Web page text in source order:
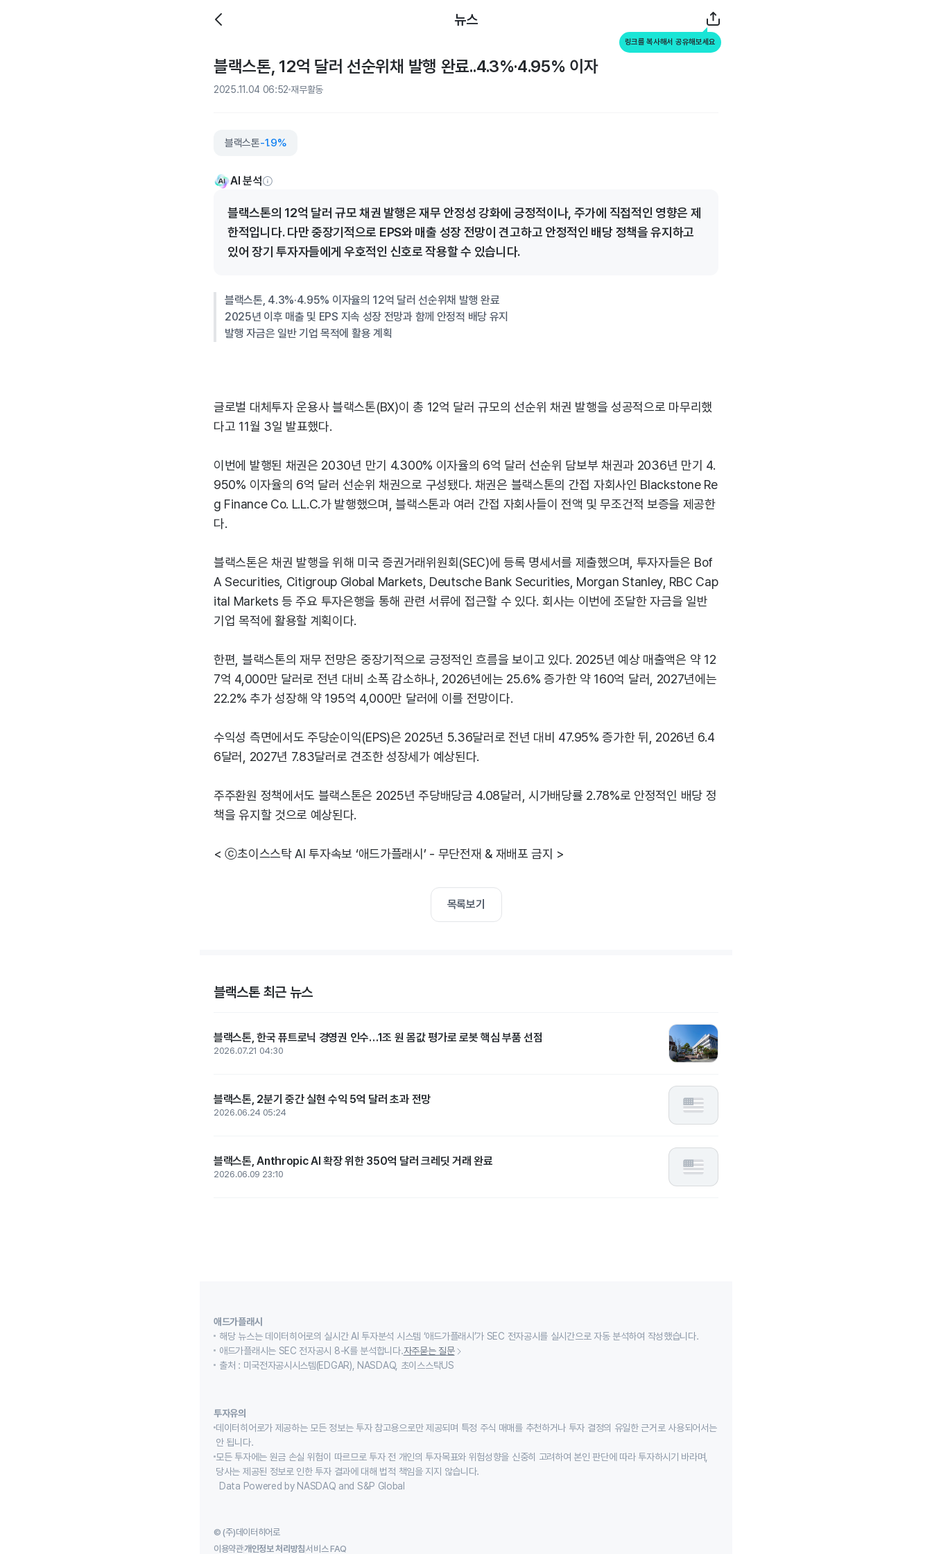
뉴스
링크를 복사해서 공유해보세요
블랙스톤, 12억 달러 선순위채 발행 완료..4.3%·4.95% 이자
2025.11.04 06:52 재무활동
블랙스톤-1.9%
AI 분석
블랙스톤의 12억 달러 규모 채권 발행은 재무 안정성 강화에 긍정적이나, 주가에 직접적인 영향은 제
한적입니다. 다만 중장기적으로 EPS와 매출 성장 전망이 견고하고 안정적인 배당 정책을 유지하고
있어 장기 투자자들에게 우호적인 신호로 작용할 수 있습니다.
블랙스톤, 4.3%·4.95% 이자율의 12억 달러 선순위채 발행 완료
2025년 이후 매출 및 EPS 지속 성장 전망과 함께 안정적 배당 유지
발행 자금은 일반 기업 목적에 활용 계획
글로벌 대체투자 운용사 블랙스톤(BX)이 총 12억 달러 규모의 선순위 채권 발행을 성공적으로 마무리했
다고 11월 3일 발표했다.
이번에 발행된 채권은 2030년 만기 4.300% 이자율의 6억 달러 선순위 담보부 채권과 2036년 만기 4.
950% 이자율의 6억 달러 선순위 채권으로 구성됐다. 채권은 블랙스톤의 간접 자회사인 Blackstone Re
g Finance Co. L.L.C.가 발행했으며, 블랙스톤과 여러 간접 자회사들이 전액 및 무조건적 보증을 제공한
다.
블랙스톤은 채권 발행을 위해 미국 증권거래위원회(SEC)에 등록 명세서를 제출했으며, 투자자들은 Bof
A Securities, Citigroup Global Markets, Deutsche Bank Securities, Morgan Stanley, RBC Cap
ital Markets 등 주요 투자은행을 통해 관련 서류에 접근할 수 있다. 회사는 이번에 조달한 자금을 일반
기업 목적에 활용할 계획이다.
한편, 블랙스톤의 재무 전망은 중장기적으로 긍정적인 흐름을 보이고 있다. 2025년 예상 매출액은 약 12
7억 4,000만 달러로 전년 대비 소폭 감소하나, 2026년에는 25.6% 증가한 약 160억 달러, 2027년에는
22.2% 추가 성장해 약 195억 4,000만 달러에 이를 전망이다.
수익성 측면에서도 주당순이익(EPS)은 2025년 5.36달러로 전년 대비 47.95% 증가한 뒤, 2026년 6.4
6달러, 2027년 7.83달러로 견조한 성장세가 예상된다.
주주환원 정책에서도 블랙스톤은 2025년 주당배당금 4.08달러, 시가배당률 2.78%로 안정적인 배당 정
책을 유지할 것으로 예상된다.
< ⓒ초이스스탁 AI 투자속보 ‘애드가플래시’ - 무단전재 & 재배포 금지 >
목록보기
블랙스톤 최근 뉴스
블랙스톤, 한국 퓨트로닉 경영권 인수…1조 원 몸값 평가로 로봇 핵심 부품 선점
2026.07.21 04:30
블랙스톤, 2분기 중간 실현 수익 5억 달러 초과 전망
2026.06.24 05:24
블랙스톤, Anthropic AI 확장 위한 350억 달러 크레딧 거래 완료
2026.06.09 23:10
애드가플래시
해당 뉴스는 데이터히어로의 실시간 AI 투자분석 시스템 ‘애드가플래시’가 SEC 전자공시를 실시간으로 자동 분석하여 작성했습니다.
애드가플래시는 SEC 전자공시 8-K를 분석합니다.자주묻는 질문
출처 : 미국전자공시시스템(EDGAR), NASDAQ, 초이스스탁US
투자유의
데이터히어로가 제공하는 모든 정보는 투자 참고용으로만 제공되며 특정 주식 매매를 추천하거나 투자 결정의 유일한 근거로 사용되어서는
안 됩니다.
모든 투자에는 원금 손실 위험이 따르므로 투자 전 개인의 투자목표와 위험성향을 신중히 고려하여 본인 판단에 따라 투자하시기 바라며,
당사는 제공된 정보로 인한 투자 결과에 대해 법적 책임을 지지 않습니다.
Data Powered by NASDAQ and S&P Global
© (주)데이터히어로
이용약관개인정보 처리방침서비스 FAQ